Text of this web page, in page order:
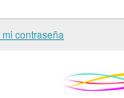
contraseña